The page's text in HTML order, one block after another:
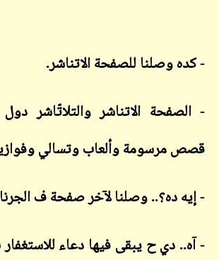
- كده وصلنا للصفحة الاتناشر.
- الصفحة الاتناشر والتلاتّاشر
قصص مرسومة وألعاب وتسالي
- إيه ده؟.. وصلنا لآخر صفحة ف
- آه.. دي ح يبقى فيها دعاء للاستغفار